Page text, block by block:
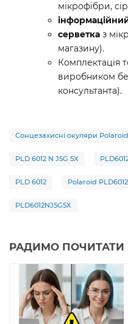
мікрофібри,
серветка з
магазину).
Комплектація
виробником
консультанта).
Сонцезахисні окуляри Polaroid
PLD 6012 N J5G 5X
PLD 6012 Polaroid PLD6012
PLD6012NJ5G5X
РАДИМО ПОЧИТАТИ